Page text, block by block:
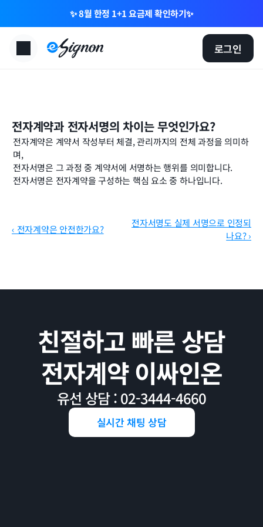
✨ 8월 한정 1+1 요금제 확인하기✨
전자계약과 전자서명의 차이는 무엇인가요?
전자계약은 계약서 작성부터 체결, 관리까지의 전체 과정을 의미하
며,
전자서명은 그 과정 중 계약서에 서명하는 행위를 의미합니다.
전자서명은 전자계약을 구성하는 핵심 요소 중 하나입니다.
‹ 전자계약은 안전한가요?
전자서명도 실제 서명으로 인정되
나요? ›
친절하고 빠른 상담
전자계약 이싸인온
유선 상담 : 02-3444-4660
실시간 채팅 상담
로그인